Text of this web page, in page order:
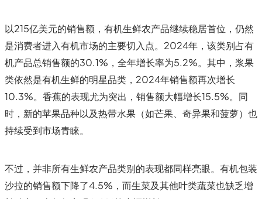
以215亿美元的销售额，有机生鲜农产品继续稳居首位，仍然
是消费者进入有机市场的主要切入点。2024年，该类别占有
机产品总销售额的30.1%，全年增长率为5.2%。其中，浆果
类依然是有机生鲜的明星品类，2024年销售额再次增长
10.3%。香蕉的表现尤为突出，销售额大幅增长15.5%。同
时，新的苹果品种以及热带水果（如芒果、奇异果和菠萝）也
持续受到市场青睐。
不过，并非所有生鲜农产品类别的表现都同样亮眼。有机包装
沙拉的销售额下降了4.5%，而生菜及其他叶类蔬菜也缺乏增